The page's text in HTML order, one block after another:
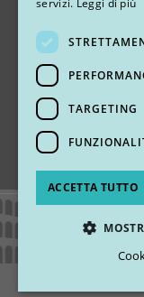
Ci trovi
© 2018 My
servizi. Leggi di più
TARGETING
ACCETTA TUTTO
Strettamente